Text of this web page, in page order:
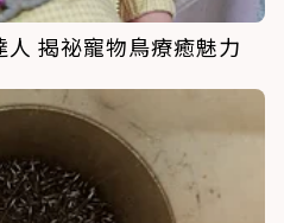
揭祕寵物鳥療癒魅力